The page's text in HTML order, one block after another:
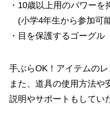
・10歳以上用のパワーを
(小学4年生から参加可
・目を保護するゴーグ
手ぶらOK！アイテムのレ
また、道具の使用方法や
説明やサポートもしてい